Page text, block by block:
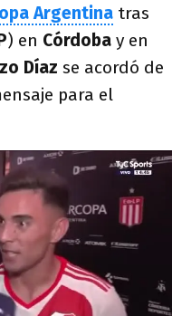
Argentina tras
) en Córdoba y en
Díaz se acordó de
para el